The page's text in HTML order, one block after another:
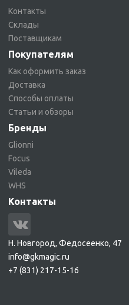
Контакты
Склады
Поставщикам
Покупателям
Как оформить заказ
Доставка
Способы оплаты
Статьи и обзоры
Бренды
Glionni
Focus
Vileda
WHS
Контакты
Н. Новгород, Федосеенко, 47
info@gkmagic.ru
+7 (831) 217-15-16